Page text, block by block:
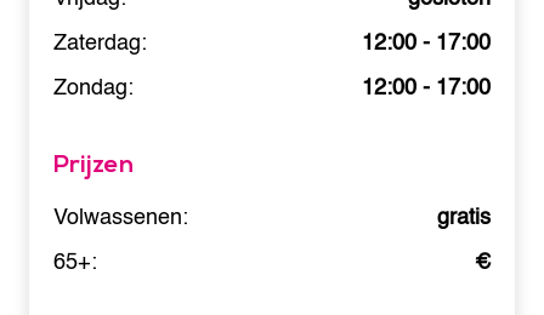
Zaterdag:
12:00 - 17:00
Zondag:
12:00 - 17:00
Prijzen
Volwassenen:
gratis
65+:
€